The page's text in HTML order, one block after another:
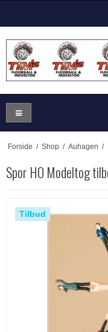
Forside / Shop / Auhagen /
Spor HO Modeltog
Tilbud